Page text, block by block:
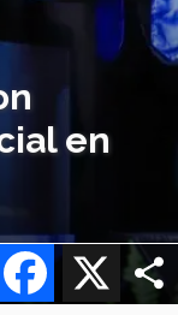
en
X
Facebook